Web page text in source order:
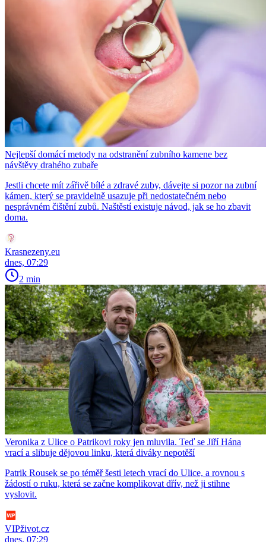
Nejlepší domácí metody na odstranění zubního kamene bez
návštěvy drahého zubaře
Jestli chcete mít zářivě bílé a zdravé zuby, dávejte si pozor na zubní
kámen, který se pravidelně usazuje při nedostatečném nebo
nesprávném čištění zubů. Naštěstí existuje návod, jak se ho zbavit
doma.
Krasnezeny.eu
dnes, 07:29
2 min
Veronika z Ulice o Patrikovi roky jen mluvila. Teď se Jiří Hána
vrací a slibuje dějovou linku, která diváky nepotěší
Patrik Rousek se po téměř šesti letech vrací do Ulice, a rovnou s
žádostí o ruku, která se začne komplikovat dřív, než ji stihne
vyslovit.
VIPživot.cz
dnes, 07:29